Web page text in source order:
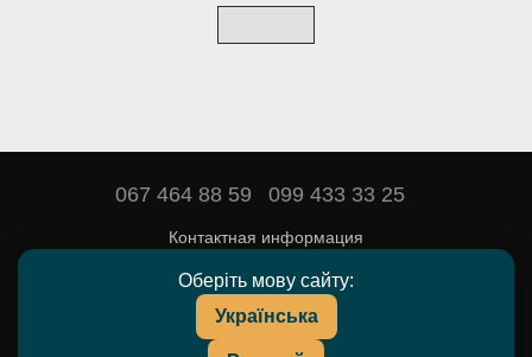
Оберіть мову сайту:
Українська
067 464 88 59 099 433 33 25
Контактная информация
Полная версия сайта
© 2016—2026
DEYARDA — товары и препараты для животноводства.